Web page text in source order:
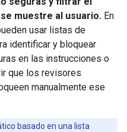
muestre al usuario. En
usar listas de
identificar y bloquear
en las instrucciones o
que los revisores
manualmente ese
basado en una lista